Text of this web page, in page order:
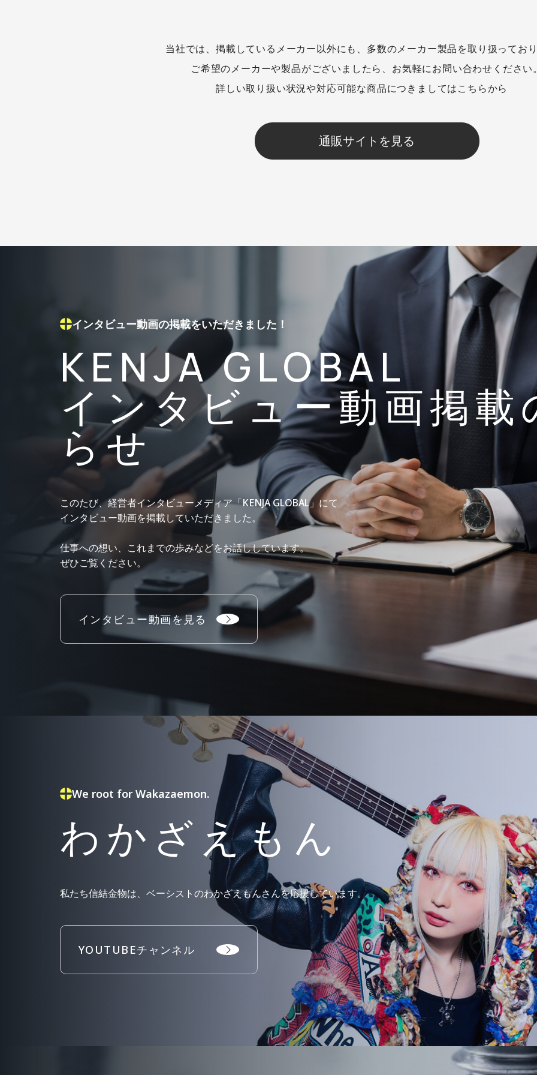
当社では、掲載しているメーカー以外にも、多数のメーカー製品を取り扱ってお
ご希望のメーカーや製品がございましたら、お気軽にお問い合わせください
詳しい取り扱い状況や対応可能な商品につきましてはこちらから
通販サイトを見る
インタビュー動画の掲載をいただきました！
KENJA GLOBAL
インタビュー動画掲載
らせ
このたび、経営者インタビューメディア「KENJA GLOBAL」にて
インタビュー動画を掲載していただきました。
仕事への想い、これまでの歩みなどをお話ししています。
ぜひご覧ください。
インタビュー動画を見る
We root for Wakazaemon.
わかざえもん
私たち信結金物は、ベーシストのわかざえもんさんを応援しています。
YOUTUBEチャンネル